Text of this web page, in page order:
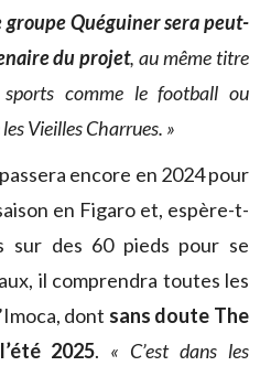
groupe Quéguiner sera peut-
du projet, au même titre
sports comme le football ou
Vieilles Charrues. »
encore en 2024 pour
en Figaro et, espère-t-
sur des 60 pieds pour se
il comprendra toutes les
dont sans doute The
2025. « C’est dans les